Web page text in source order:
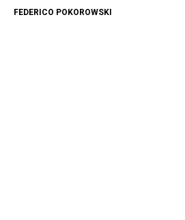
FEDERICO POKOROWSKI